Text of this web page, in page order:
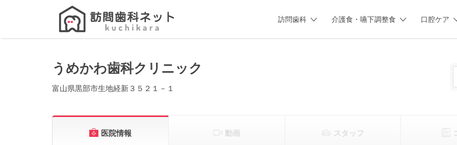
訪問歯科 介護食・嚥下調整食 口腔ケア
Search
うめかわ歯科クリニック
富山県黒部市生地経新３５２１－１
医院情報 動画 スタッフ